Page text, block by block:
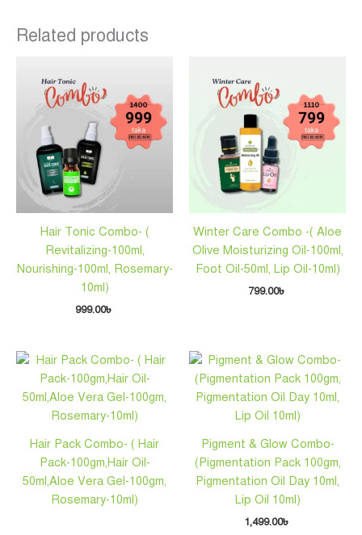
Related products
Hair Tonic Combo- (
Revitalizing-100ml,
Nourishing-100ml, Rosemary-
10ml)
999.00৳
Winter Care Combo -( Aloe
Olive Moisturizing Oil-100ml,
Foot Oil-50ml, Lip Oil-10ml)
799.00৳
Hair Pack Combo- ( Hair
Pack-100gm,Hair Oil-
50ml,Aloe Vera Gel-100gm,
Rosemary-10ml)
Pigment & Glow Combo-
(Pigmentation Pack 100gm,
Pigmentation Oil Day 10ml,
Lip Oil 10ml)
1,499.00৳